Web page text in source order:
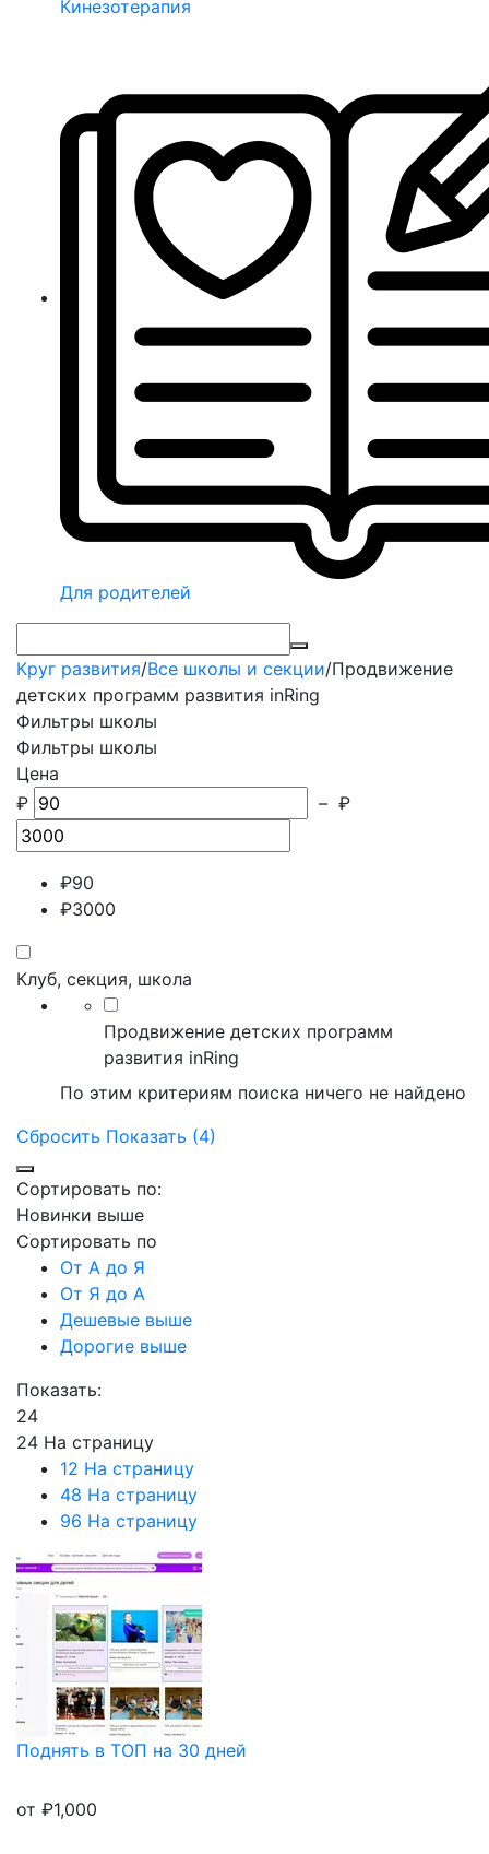
Кинезотерапия
Для родителей
Круг развития/Все школы и секции/Продвижение
детских программ развития inRing
Фильтры школы
Фильтры школы
Цена
₽
– ₽
₽90
₽3000
Клуб, секция, школа
Продвижение детских программ
развития inRing
По этим критериям поиска ничего не найдено
Сбросить Показать (4)
Сортировать по:
Новинки выше
Сортировать по
От А до Я
От Я до А
Дешевые выше
Дорогие выше
Показать:
24
24 На страницу
12 На страницу
48 На страницу
96 На страницу
Поднять в ТОП на 30 дней
от ₽1,000